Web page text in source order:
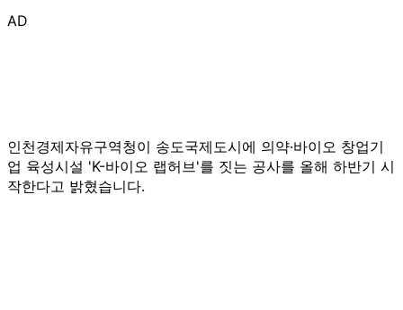
AD
인천경제자유구역청이 송도국제도시에 의약·바이오 창업기
업 육성시설 'K-바이오 랩허브'를 짓는 공사를 올해 하반기 시
작한다고 밝혔습니다.